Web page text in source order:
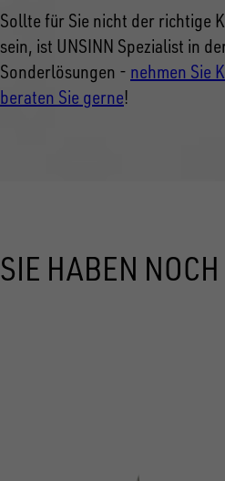
Sollte für Sie nicht der richtige
sein, ist UNSINN Spezialist in
Sonderlösungen - nehmen Sie
beraten Sie gerne!
SIE HABEN